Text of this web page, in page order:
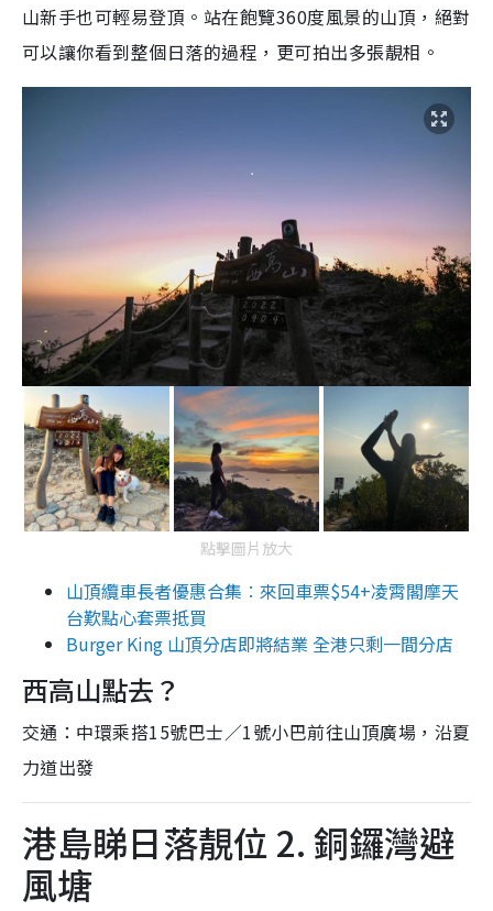
山新手也可輕易登頂。站在飽覽360度風景的山頂，絕對
可以讓你看到整個日落的過程，更可拍出多張靚相。
點擊圖片放大
山頂纜車長者優惠合集︰來回車票$54+凌霄閣摩天
台歎點心套票抵買
Burger King 山頂分店即將結業 全港只剩一間分店
西高山點去？
交通：中環乘搭15號巴士／1號小巴前往山頂廣場，沿夏
力道出發
港島睇日落靚位 2. 銅鑼灣避
風塘